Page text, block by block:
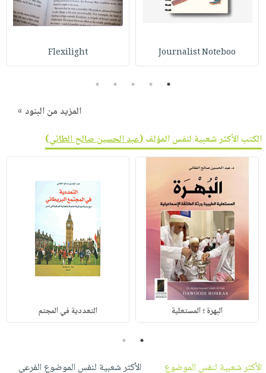
Journalist Noteboo
Flexilight
1
2
3
4
5
المزيد من البنود »
الكتب الأكثر شعبية لنفس المؤلف (عبد الحسين صالح الطائي)
البهرة ؛ المستعلية التعددية في المجتم
1
2
الأكثر شعبية لنفس الموضوع
الأكثر شعبية لنفس الموضوع الفرعي